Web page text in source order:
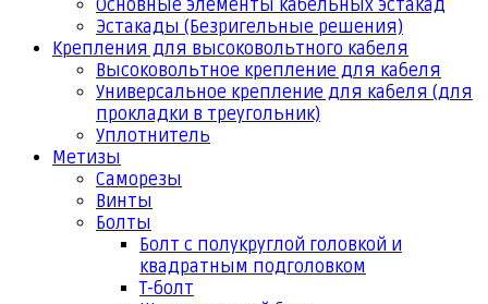
Основные элементы кабельных эстакад
Эстакады (Безригельные решения)
Крепления для высоковольтного кабеля
Высоковольтное крепление для кабеля
Универсальное крепление для кабеля (для
прокладки в треугольник)
Уплотнитель
Метизы
Саморезы
Винты
Болты
Болт с полукруглой головкой и
квадратным подголовком
Т-болт